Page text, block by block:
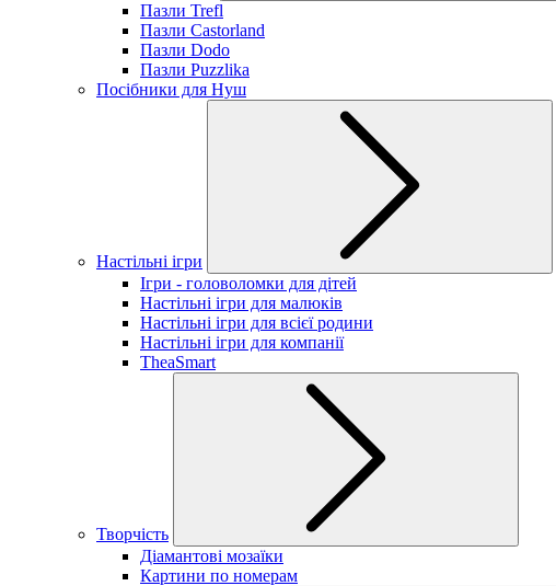
Пазли Trefl
Пазли Castorland
Пазли Dodo
Пазли Puzzlika
Посібники для Нуш
Настільні ігри
Ігри - головоломки для дітей
Настільні ігри для малюків
Настільні ігри для всієї родини
Настільні ігри для компанії
TheaSmart
Творчість
Діамантові мозаїки
Картини по номерам